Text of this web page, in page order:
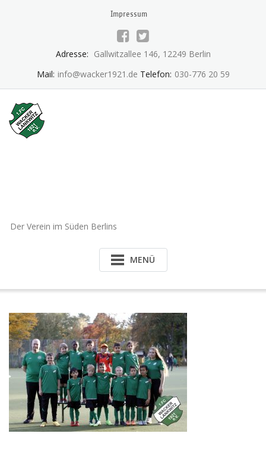
Impressum
Adresse: Gallwitzallee 146, 12249 Berlin
Mail: info@wacker1921.de Telefon: 030-776 20 59
Der Verein im Süden Berlins
MENÜ